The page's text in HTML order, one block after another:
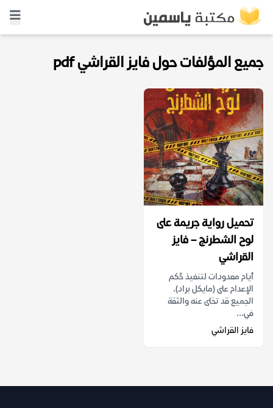
جميع المؤلفات حول فايز القراشي pdf
تحميل رواية جريمة على
لوح الشطرنج – فايز
القراشي
أيام معدودات لتنفيذ حُكم
الإعدام على (مايكل براد).
الجميع قد تخلى عنه والثقة
في...
فايز القراشي